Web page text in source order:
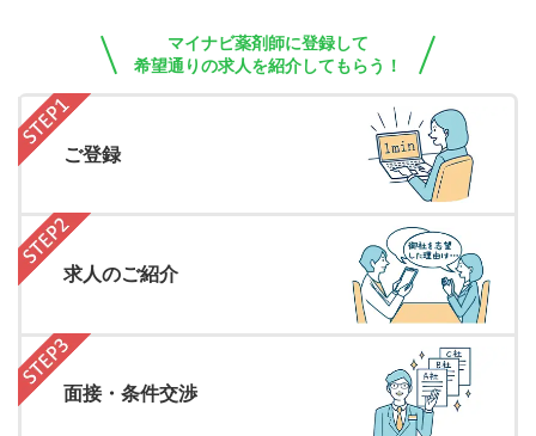
マイナビ薬剤師に登録して
希望通りの求人を紹介してもらう！
ご登録
求人のご紹介
面接・条件交渉